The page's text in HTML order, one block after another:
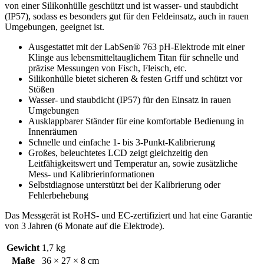
von einer Silikonhülle geschützt und ist wasser- und staubdicht
(IP57), sodass es besonders gut für den Feldeinsatz, auch in rauen
Umgebungen, geeignet ist.
Ausgestattet mit der LabSen® 763 pH-Elektrode mit einer
Klinge aus lebensmitteltauglichem Titan für schnelle und
präzise Messungen von Fisch, Fleisch, etc.
Silikonhülle bietet sicheren & festen Griff und schützt vor
Stößen
Wasser- und staubdicht (IP57) für den Einsatz in rauen
Umgebungen
Ausklappbarer Ständer für eine komfortable Bedienung in
Innenräumen
Schnelle und einfache 1- bis 3-Punkt-Kalibrierung
Großes, beleuchtetes LCD zeigt gleichzeitig den
Leitfähigkeitswert und Temperatur an, sowie zusätzliche
Mess- und Kalibrierinformationen
Selbstdiagnose unterstützt bei der Kalibrierung oder
Fehlerbehebung
Das Messgerät ist RoHS- und EC-zertifiziert und hat eine Garantie
von 3 Jahren (6 Monate auf die Elektrode).
Gewicht 1,7 kg
Maße
36 × 27 × 8 cm